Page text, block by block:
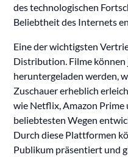
des technologischen
Beliebtheit des Internets
Eine der wichtigsten
Distribution. Filme
heruntergeladen werden,
Zuschauer erheblich
wie Netflix, Amazon Prime
beliebtesten Wegen
Durch diese Plattformen
Publikum präsentiert und